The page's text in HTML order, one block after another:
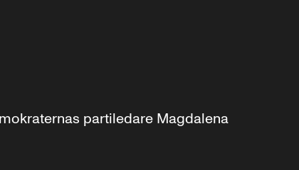
partiledare Magdalena